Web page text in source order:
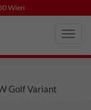
Wien
Golf Variant